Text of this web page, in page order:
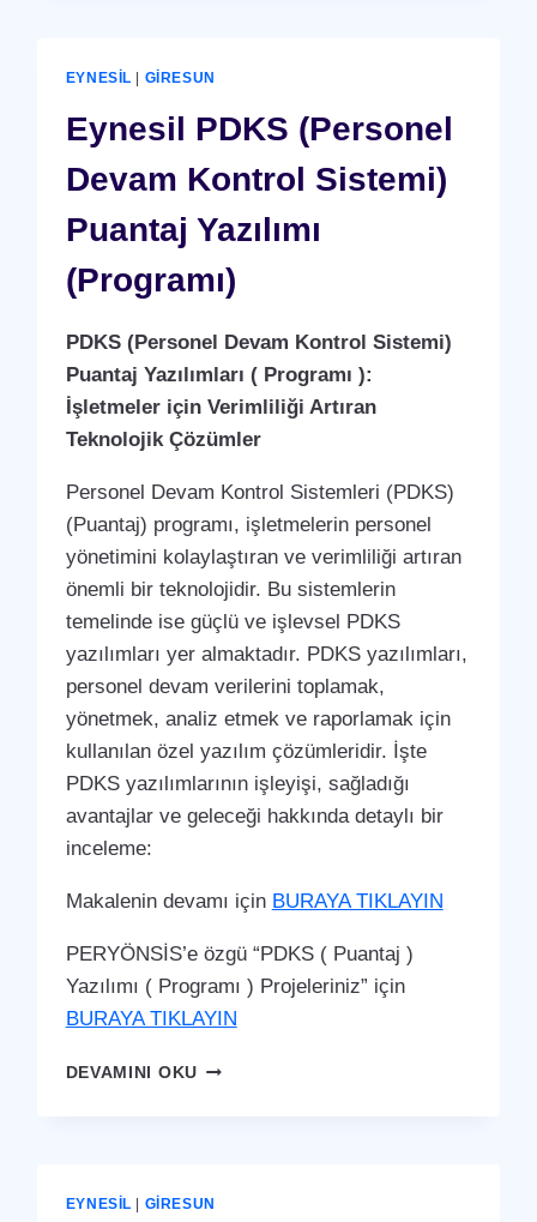
EYNESIL GIRESUN
Eynesil PDKS (Personel
Devam Kontrol Sistemi)
Puantaj Yazılımı
(Programı)
PDKS (Personel Devam Kontrol Sistemi)
Puantaj Yazılımları ( Programı ):
İşletmeler için Verimliliği Artıran
Teknolojik Çözümler
Personel Devam Kontrol Sistemleri (PDKS)
(Puantaj) programı, işletmelerin personel
yönetimini kolaylaştıran ve verimliliği artıran
önemli bir teknolojidir. Bu sistemlerin
temelinde ise güçlü ve işlevsel PDKS
yazılımları yer almaktadır. PDKS yazılımları,
personel devam verilerini toplamak,
yönetmek, analiz etmek ve raporlamak için
kullanılan özel yazılım çözümleridir. İşte
PDKS yazılımlarının işleyişi, sağladığı
avantajlar ve geleceği hakkında detaylı bir
inceleme:
Makalenin devamı için BURAYA TIKLAYIN
PERYÖNSİS’e özgü “PDKS ( Puantaj )
Yazılımı ( Programı ) Projeleriniz” için
BURAYA TIKLAYIN
DEVAMINI OKUEYNESIL
EYNESIL GIRESUN